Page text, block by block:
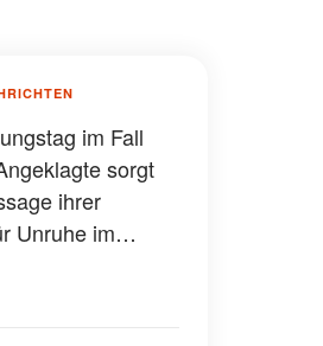
im Fall
sorgt
ihrer
Unruhe im
was ist